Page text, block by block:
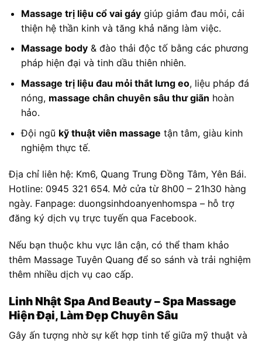
Massage trị liệu cổ vai gáygiúp giảm đau mỏi, cải
thiện hệ thần kinh và tăng khả năng làm việc.
Massage body& đào thải độc tố bằng các phương
pháp hiện đại và tinh dầu thiên nhiên.
Massage trị liệu đau mỏi thắt lưng eo, liệu pháp đá
nóng, massage chân chuyên sâu thư giãn hoàn
hảo.
Đội ngũ kỹ thuật viên massage tận tâm, giàu kinh
nghiệm thực tế.
Địa chỉ liên hệ: Km6, Quang Trung Đồng Tâm, Yên Bái.
Hotline: 0945 321 654. Mở cửa từ 8h00 – 21h30 hàng
ngày. Fanpage: duongsinhdoanyenhomspa – hỗ trợ
đăng ký dịch vụ trực tuyến qua Facebook.
Nếu bạn thuộc khu vực lân cận, có thể tham khảo
thêm Massage Tuyên Quang để so sánh và trải nghiệm
thêm nhiều dịch vụ cao cấp.
Linh Nhật Spa And Beauty – Spa Massage
Hiện Đại, Làm Đẹp Chuyên Sâu
Gây ấn tượng nhờ sự kết hợp tinh tế giữa mỹ thuật và